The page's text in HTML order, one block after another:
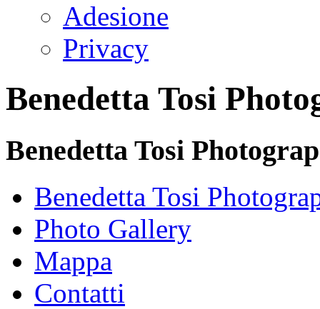
Adesione
Privacy
Benedetta Tosi
Benedetta Tosi
Benedetta Tosi
Photo Gallery
Mappa
Contatti